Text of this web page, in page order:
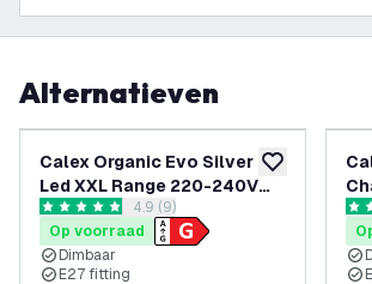
Alternatieven
toevoegen
Calex Organic Evo Silver
Led XXL Range 220-240V
160LM 6W 1800K E27
dimmable.
reviews drawer openen
4.9 score sterren4.9 (9)
Op voorraad
Dimbaar
E27 fitting
4.9